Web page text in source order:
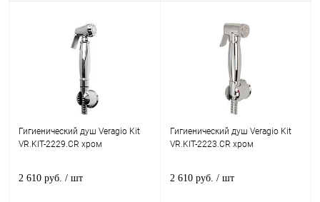
Гигиенический душ Veragio Kit
VR.KIT-2229.CR хром
2 610 руб. / шт
Гигиенический душ Veragio Kit
VR.KIT-2223.CR хром
2 610 руб. / шт